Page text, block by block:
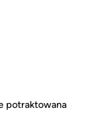
potraktowana